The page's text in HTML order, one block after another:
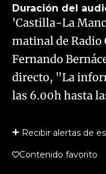
Duración del
'Castilla-La
matinal de
Fernando
directo, "La
las 6.00h hasta
Recibir alertas de
Contenido favorito